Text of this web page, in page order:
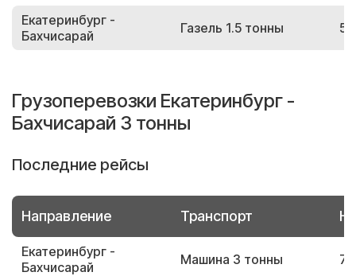
Екатеринбург -
Бахчисарай
Газель 1.5 тонны
Грузоперевозки Екатеринбург -
Бахчисарай 3 тонны
Последние рейсы
Направление Транспорт
Екатеринбург -
Бахчисарай
Машина 3 тонны